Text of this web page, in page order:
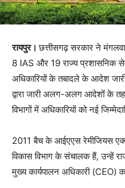
रायपुर।छत्तीसगढ़ सरकार ने
8 IAS और 19 राज्य प्रशासनिक
अधिकारियों के तबादले के आदेश
द्वारा जारी अलग-अलग आदेशों के
विभागों में अधिकारियों को नई
2011 बैच के आईएएस रेमीजियस
विकास विभाग के संचालक हैं, उन्हें
मुख्य कार्यपालन अधिकारी (CEO)